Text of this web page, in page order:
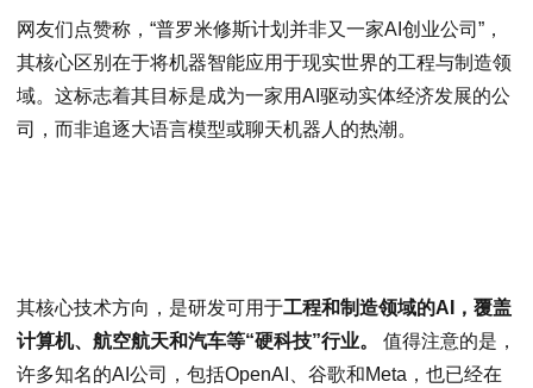
网友们点赞称，“普罗米修斯计划并非又一家AI创业公司”，
其核心区别在于将机器智能应用于现实世界的工程与制造领
域。这标志着其目标是成为一家用AI驱动实体经济发展的公
司，而非追逐大语言模型或聊天机器人的热潮。
其核心技术方向，是研发可用于工程和制造领域的AI，覆盖
计算机、航空航天和汽车等“硬科技”行业。
值得注意的是，
许多知名的AI公司，包括OpenAI、谷歌和Meta，也已经在